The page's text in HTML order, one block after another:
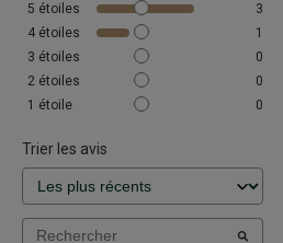
5 étoiles
3
4 étoiles
1
3 étoiles
0
2 étoiles
0
1 étoile 0
Trier les avis